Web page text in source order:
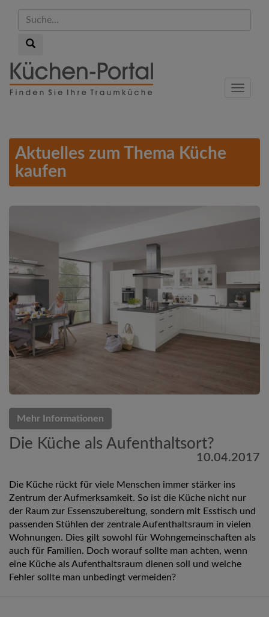
Suche...
Skip
to
main
Menu
Aktuelles zum Thema Küche
kaufen
Mehr Informationen
Die Küche als Aufenthaltsort?
10.04.2017
Die Küche rückt für viele Menschen immer stärker ins
Zentrum der Aufmerksamkeit. So ist die Küche nicht nur
der Raum zur Essenszubereitung, sondern mit Esstisch und
passenden Stühlen der zentrale Aufenthaltsraum in vielen
Wohnungen. Dies gilt sowohl für Wohngemeinschaften als
auch für Familien. Doch worauf sollte man achten, wenn
eine Küche als Aufenthaltsraum dienen soll und welche
Fehler sollte man unbedingt vermeiden?